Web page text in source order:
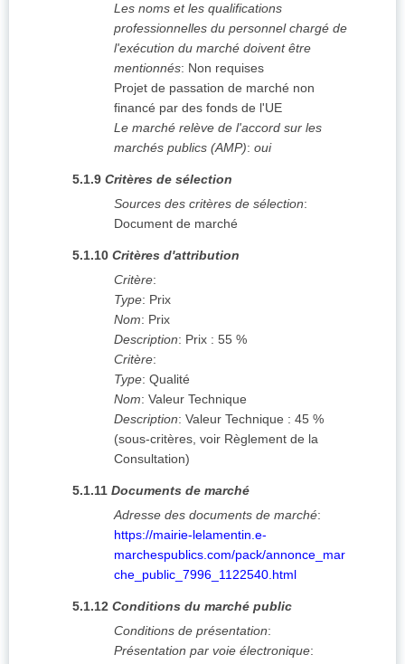
Les noms et les qualifications
professionnelles du personnel chargé de
l'exécution du marché doivent être
mentionnés: Non requises
Projet de passation de marché non
financé par des fonds de l'UE
Le marché relève de l'accord sur les
marchés publics (AMP): oui
5.1.9 Critères de sélection
Sources des critères de sélection:
Document de marché
5.1.10 Critères d'attribution
Critère:
Type: Prix
Nom: Prix
Description: Prix : 55 %
Critère:
Type: Qualité
Nom: Valeur Technique
Description: Valeur Technique : 45 %
(sous-critères, voir Règlement de la
Consultation)
5.1.11 Documents de marché
Adresse des documents de marché:
https://mairie-lelamentin.e-
marchespublics.com/pack/annonce_mar
che_public_7996_1122540.html
5.1.12 Conditions du marché public
Conditions de présentation:
Présentation par voie électronique: